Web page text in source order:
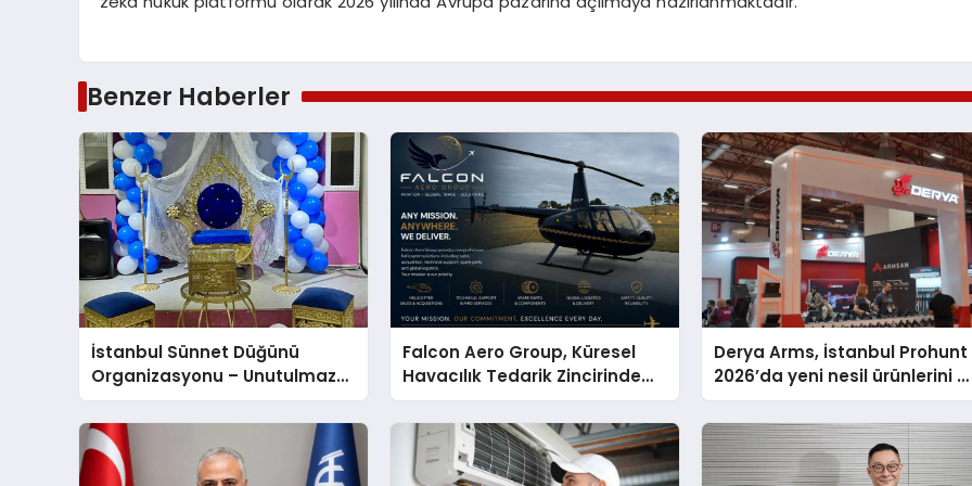
Benzer Haberler
İstanbul Sünnet Düğünü
Organizasyonu – Unutulmaz
Bir Gün
Falcon Aero Group, Küresel
Havacılık Tedarik Zincirinde
Türkiye’den Dünyaya Açılıyor
Derya Arms, İstanbul Prohunt
2026’da yeni nesil ürünlerini
global marka vizyonunu
sergiledi